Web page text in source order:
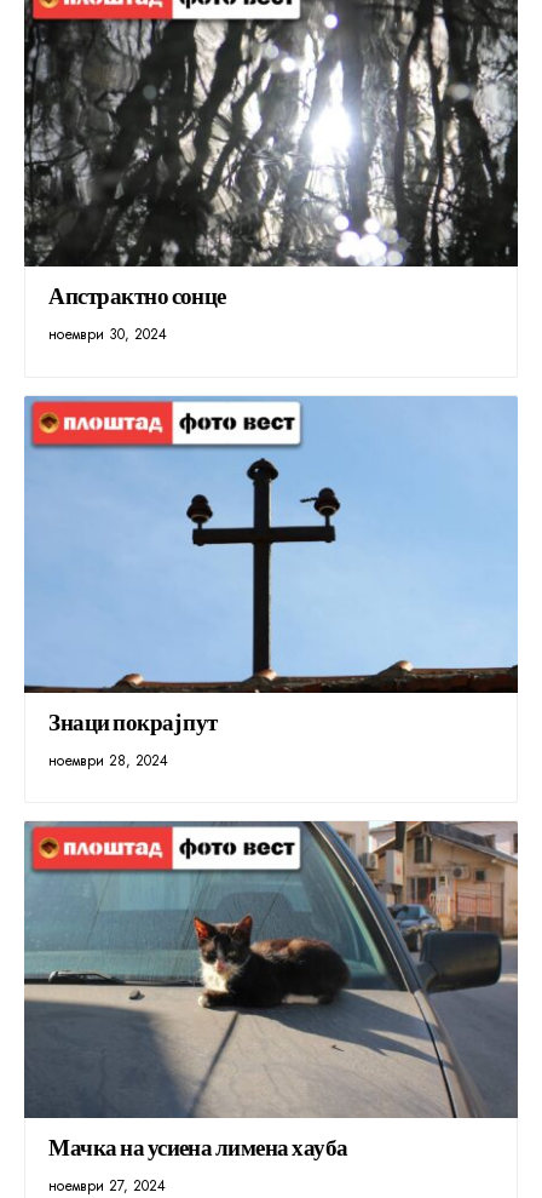
Апстрактно сонце
ноември 30, 2024
Знаци покрај пут
ноември 28, 2024
Мачка на усиена лимена хауба
ноември 27, 2024